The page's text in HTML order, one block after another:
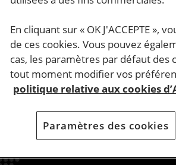
En cliquant sur « OK J'ACCEPTE »,
de ces cookies. Vous pouvez
cas, les paramètres par défaut des
tout moment modifier vos
politique relative aux cookies
Paramètres des cookies